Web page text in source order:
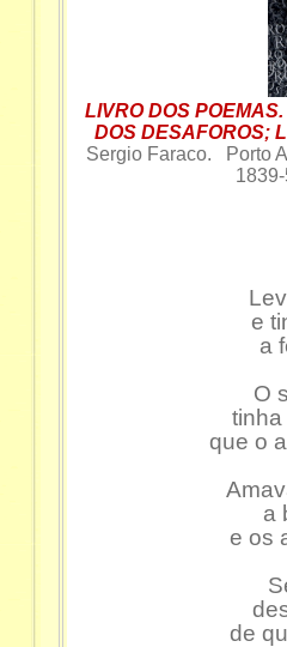
LIVRO DOS
DOS DESAFOROS;
Sergio Faraco. Porto
e
a
O
que o
a
e os
de